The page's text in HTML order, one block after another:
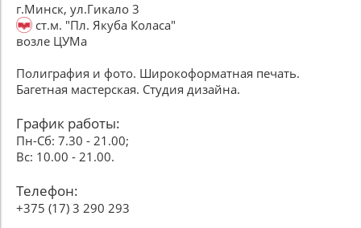
г.Минск, ул.Гикало 3
ст.м. "Пл. Якуба Коласа"
возле ЦУМа
Полиграфия и фото. Широкоформатная печать.
Багетная мастерская. Студия дизайна.
График работы:
Пн-Сб: 7.30 - 21.00;
Вс: 10.00 - 21.00.
Телефон:
+375 (17) 3 290 293